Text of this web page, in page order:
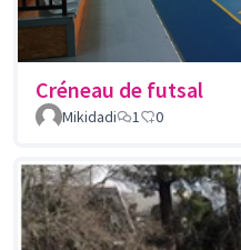
Créneau de futsal
Mikidadi 1 0